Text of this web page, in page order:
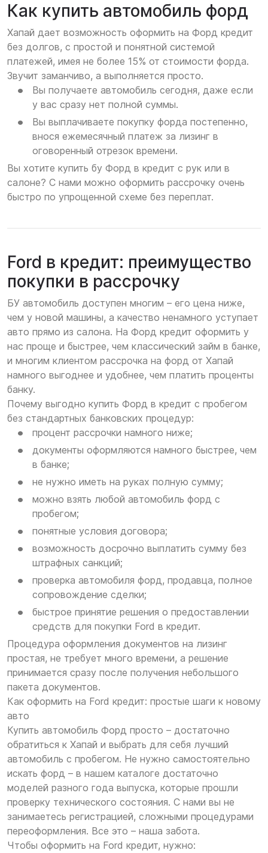
Как купить автомобиль форд
Хапай дает возможность оформить на Форд кредит
без долгов, с простой и понятной системой
платежей, имея не более 15% от стоимости форда.
Звучит заманчиво, а выполняется просто.
Вы получаете автомобиль сегодня, даже если
у вас сразу нет полной суммы.
Вы выплачиваете покупку форда постепенно,
внося ежемесячный платеж за лизинг в
оговоренный отрезок времени.
Вы хотите купить бу Форд в кредит с рук или в
салоне? С нами можно оформить рассрочку очень
быстро по упрощенной схеме без переплат.
Ford в кредит: преимущество
покупки в рассрочку
БУ автомобиль доступен многим – его цена ниже,
чем у новой машины, а качество ненамного уступает
авто прямо из салона. На Форд кредит оформить у
нас проще и быстрее, чем классический займ в банке,
и многим клиентом рассрочка на форд от Хапай
намного выгоднее и удобнее, чем платить проценты
банку.
Почему выгодно купить Форд в кредит с пробегом
без стандартных банковских процедур:
процент рассрочки намного ниже;
документы оформляются намного быстрее, чем
в банке;
не нужно иметь на руках полную сумму;
можно взять любой автомобиль форд с
пробегом;
понятные условия договора;
возможность досрочно выплатить сумму без
штрафных санкций;
проверка автомобиля форд, продавца, полное
сопровождение сделки;
быстрое принятие решения о предоставлении
средств для покупки Ford в кредит.
Процедура оформления документов на лизинг
простая, не требует много времени, а решение
принимается сразу после получения небольшого
пакета документов.
Как оформить на Ford кредит: простые шаги к новому
авто
Купить автомобиль Форд просто – достаточно
обратиться к Хапай и выбрать для себя лучший
автомобиль с пробегом. Не нужно самостоятельно
искать форд – в нашем каталоге достаточно
моделей разного года выпуска, которые прошли
проверку технического состояния. С нами вы не
занимаетесь регистрацией, сложными процедурами
переоформления. Все это – наша забота.
Чтобы оформить на Ford кредит, нужно: